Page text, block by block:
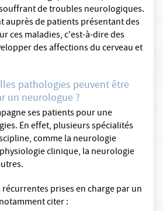
de troubles neurologiques.
auprès de patients présentant des
ces maladies, c'est-à-dire des
des affections du cerveau et
pathologies peuvent être
un neurologue ?
ses patients pour une
En effet, plusieurs spécialités
comme la neurologie
clinique, la neurologie
prises en charge par un
citer :